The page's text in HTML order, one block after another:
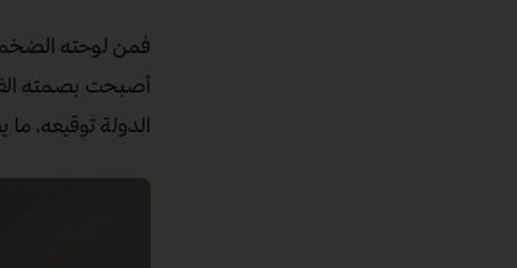
فمن لوحته الضخمة
أصبحت بصمته
الدولة توقيعه،